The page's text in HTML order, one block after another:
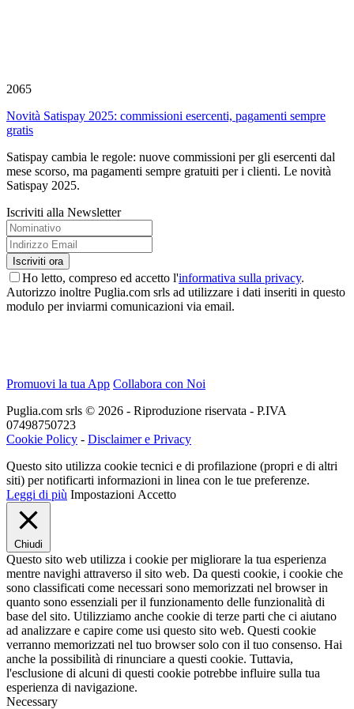
2065
Novità Satispay 2025: commissioni esercenti, pagamenti sempre
gratis
Satispay cambia le regole: nuove commissioni per gli esercenti dal
mese scorso, ma pagamenti sempre gratuiti per i clienti. Le novità
Satispay 2025.
Iscriviti alla Newsletter
Ho letto, compreso ed accetto l'informativa sulla privacy.
Autorizzo inoltre Puglia.com srls ad utilizzare i dati inseriti in questo
modulo per inviarmi comunicazioni via email.
Promuovi la tua App Collabora con Noi
Puglia.com srls © 2026 - Riproduzione riservata - P.IVA
07498750723
Cookie Policy - Disclaimer e Privacy
Questo sito utilizza cookie tecnici e di profilazione (propri e di altri
siti) per notificarti informazioni in linea con le tue preferenze.
Leggi di più Impostazioni Accetto
Chiudi
Questo sito web utilizza i cookie per migliorare la tua esperienza
mentre navighi attraverso il sito web. Da questi cookie, i cookie che
sono classificati come necessari sono memorizzati nel browser in
quanto sono essenziali per il funzionamento delle funzionalità di
base del sito. Utilizziamo anche cookie di terze parti che ci aiutano
ad analizzare e capire come usi questo sito web. Questi cookie
verranno memorizzati nel tuo browser solo con il tuo consenso. Hai
anche la possibilità di rinunciare a questi cookie. Tuttavia,
l'esclusione di alcuni di questi cookie potrebbe influire sulla tua
esperienza di navigazione.
Necessary